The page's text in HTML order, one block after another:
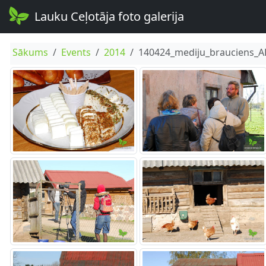
Lauku Ceļotāja foto galerija
Sākums Events 2014